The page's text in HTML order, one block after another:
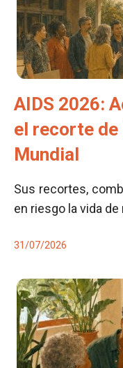
AIDS 2026:
el recorte de
Mundial
Sus recortes,
en riesgo la vida
31/07/2026